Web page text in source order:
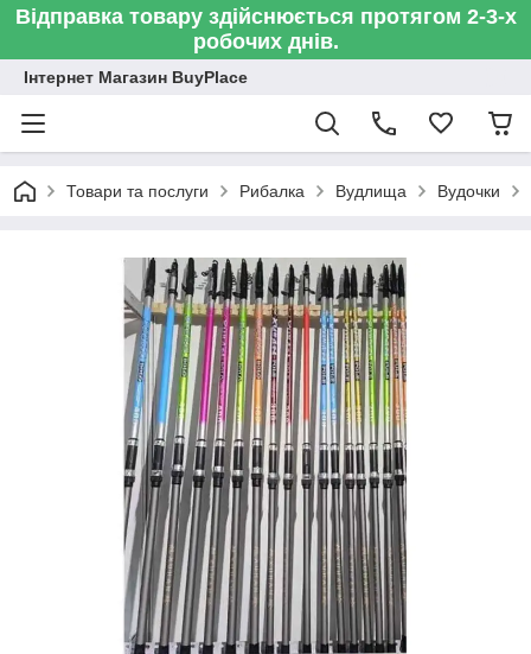
Відправка товару здійснюється протягом 2-3-х
робочих днів.
Інтернет Магазин BuyPlace
Товари та послуги Рибалка Вудлища Вудочки